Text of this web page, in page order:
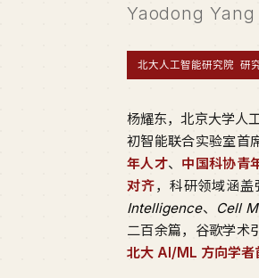
Yaodong Yang
北大人工智能研究院 研
杨耀东，北京大学人
初智能联合实验室首
年人才、 中国科协青
对齐，科研领域涵
Intelligence、 Cell
二百余篇，谷歌学术
北大 AI/ML 方向学者